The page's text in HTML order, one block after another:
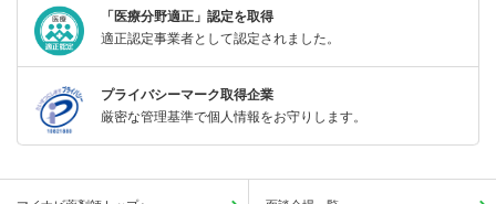
「医療分野適正」認定を取得
適正認定事業者として認定されました。
プライバシーマーク取得企業
厳密な管理基準で個人情報をお守りします。